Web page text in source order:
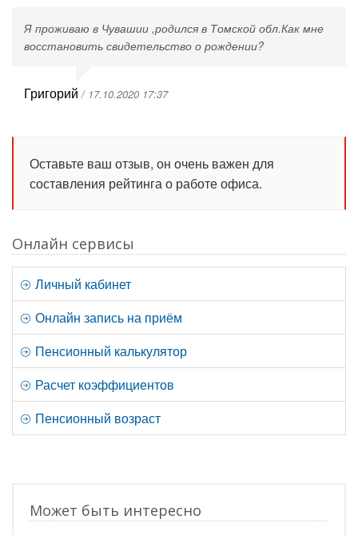
Я проживаю в Чувашии ,родился в Томской обл.Как мне
восстановить свидетельство о рождении?
Григорий/ 17.10.2020 17:37
Оставьте ваш отзыв, он очень важен для
составления рейтинга о работе офиса.
Онлайн сервисы
Личный кабинет
Онлайн запись на приём
Пенсионный калькулятор
Расчет коэффициентов
Пенсионный возраст
Может быть интересно